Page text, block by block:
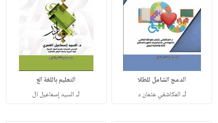
الدمج الشامل للطلا
لـ المكاشفي عثمان د
التعليم باللغة الع
لـ السيد إسماعيل ال